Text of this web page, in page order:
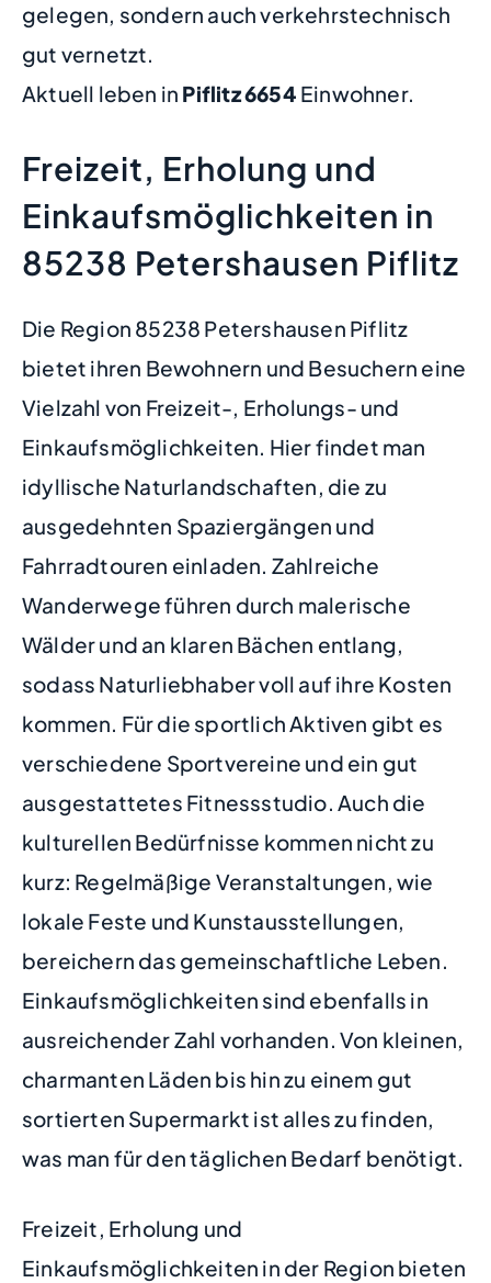
gelegen, sondern auch verkehrstechnisch
gut vernetzt.
Aktuell leben in Piflitz6654 Einwohner.
Freizeit, Erholung und
Einkaufsmöglichkeiten in
85238 Petershausen Piflitz
Die Region 85238 Petershausen Piflitz
bietet ihren Bewohnern und Besuchern eine
Vielzahl von Freizeit-, Erholungs- und
Einkaufsmöglichkeiten. Hier findet man
idyllische Naturlandschaften, die zu
ausgedehnten Spaziergängen und
Fahrradtouren einladen. Zahlreiche
Wanderwege führen durch malerische
Wälder und an klaren Bächen entlang,
sodass Naturliebhaber voll auf ihre Kosten
kommen. Für die sportlich Aktiven gibt es
verschiedene Sportvereine und ein gut
ausgestattetes Fitnessstudio. Auch die
kulturellen Bedürfnisse kommen nicht zu
kurz: Regelmäßige Veranstaltungen, wie
lokale Feste und Kunstausstellungen,
bereichern das gemeinschaftliche Leben.
Einkaufsmöglichkeiten sind ebenfalls in
ausreichender Zahl vorhanden. Von kleinen,
charmanten Läden bis hin zu einem gut
sortierten Supermarkt ist alles zu finden,
was man für den täglichen Bedarf benötigt.
Freizeit, Erholung und
Einkaufsmöglichkeiten in der Region bieten